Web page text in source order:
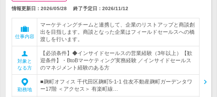
情報更新日：2026/05/28 終了予定日： 2026/11/12
仕事内容
マーケティングチームと連携して、企業のリストアップと商談創
出を目指します。商談となった企業はフィールドセールスへの橋
渡しを行います。
対象と
なる方
【必須条件】◆インサイドセールスの営業経験（3年以上）【歓
迎条件】・BtoBマーケティング実務経験 ／インサイドセールス
のマネジメント経験のある方
勤務地
■麹町オフィス 千代田区麹町5-1-1 住友不動産麹町ガーデンタワ
ー17階 ＜アクセス＞ 有楽町線…